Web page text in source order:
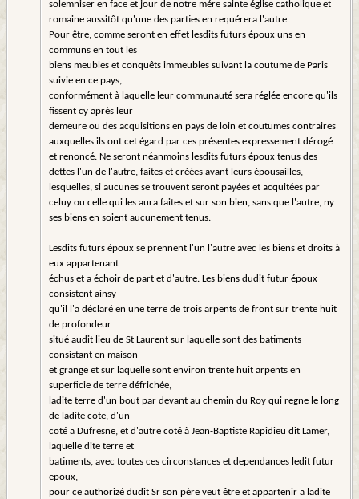
solemniser en face et jour de notre mére sainte église catholique et
romaine aussitôt qu'une des parties en requérera l'autre.
Pour être, comme seront en effet lesdits futurs époux uns en
communs en tout les
biens meubles et conquêts immeubles suivant la coutume de Paris
suivie en ce pays,
conformément à laquelle leur communauté sera réglée encore qu'ils
fissent cy après leur
demeure ou des acquisitions en pays de loin et coutumes contraires
auxquelles ils ont cet égard par ces présentes expressement dérogé
et renoncé. Ne seront néanmoins lesdits futurs époux tenus des
dettes l'un de l'autre, faites et créées avant leurs épousailles,
lesquelles, si aucunes se trouvent seront payées et acquitées par
celuy ou celle qui les aura faites et sur son bien, sans que l'autre, ny
ses biens en soient aucunement tenus.
Lesdits futurs époux se prennent l'un l'autre avec les biens et droits à
eux appartenant
échus et a échoir de part et d'autre. Les biens dudit futur époux
consistent ainsy
qu'il l'a déclaré en une terre de trois arpents de front sur trente huit
de profondeur
situé audit lieu de St Laurent sur laquelle sont des batiments
consistant en maison
et grange et sur laquelle sont environ trente huit arpents en
superficie de terre défrichée,
ladite terre d'un bout par devant au chemin du Roy qui regne le long
de ladite cote, d'un
coté a Dufresne, et d'autre coté à Jean-Baptiste Rapidieu dit Lamer,
laquelle dite terre et
batiments, avec toutes ces circonstances et dependances ledit futur
epoux,
pour ce authorizé dudit Sr son père veut être et appartenir a ladite